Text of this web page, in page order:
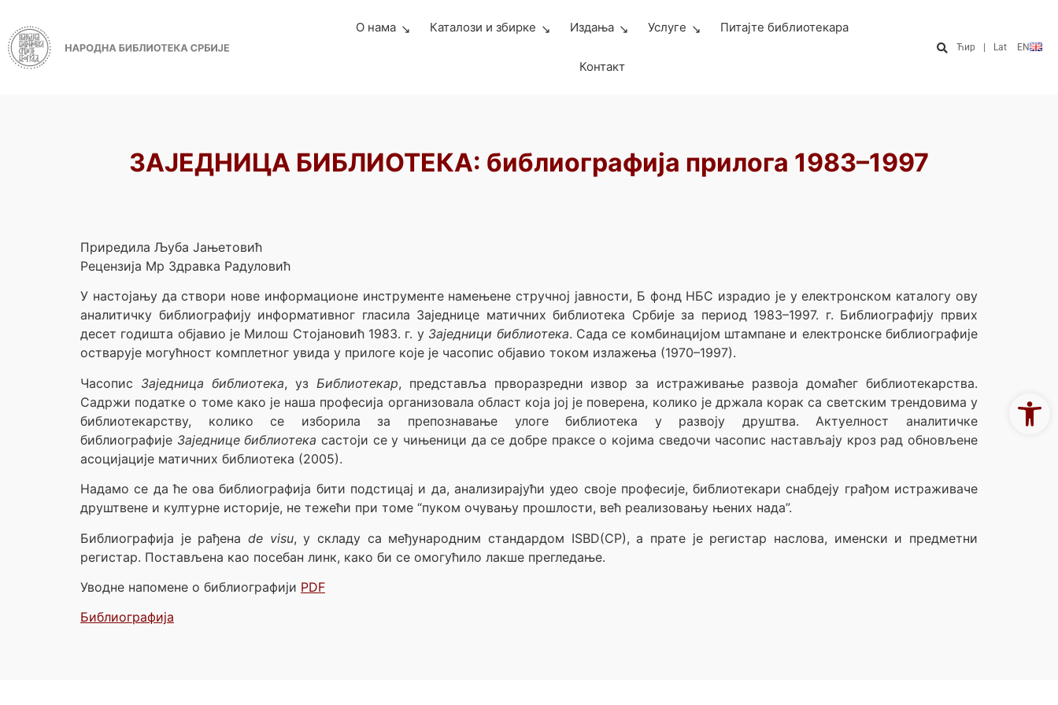
О нама Каталози и збирке Издања Услуге Питајте библиотекара
Контакт
Ћир Lat EN
ЗАЈЕДНИЦА БИБЛИОТЕКА: библиографија прилога 1983–1997
Приредила Љуба Јањетовић
Рецензија Мр Здравка Радуловић
У настојању да створи нове информационе инструменте намењене стручној јавности, Б фонд НБС израдио је у електронском каталогу ову
аналитичку библиографију информативног гласила Заједнице матичних библиотека Србије за период 1983–1997. г. Библиографију првих
десет годишта објавио је Милош Стојановић 1983. г. у Заједници библиотека. Сада се комбинацијом штампане и електронске библиографије
остварује могућност комплетног увида у прилоге које је часопис објавио током излажења (1970–1997).
Часопис Заједница библиотека, уз Библиотекар, представља прворазредни извор за истраживање развоја домаћег библиотекарства.
Садржи податке о томе како је наша професија организовала област која јој је поверена, колико је држала корак са светским трендовима у
библиотекарству, колико се изборила за препознавање улоге библиотека у развоју друштва. Актуелност аналитичке
библиографије Заједнице библиотека састоји се у чињеници да се добре праксе о којима сведочи часопис настављају кроз рад обновљене
асоцијације матичних библиотека (2005).
Надамо се да ће ова библиографија бити подстицај и да, анализирајући удео своје професије, библиотекари снабдеју грађом истраживаче
друштвене и културне историје, не тежећи при томе “пуком очувању прошлости, већ реализовању њених нада”.
Библиографија је рађена de visu, у складу са међународним стандардом ISBD(CP), а прате је регистар наслова, именски и предметни
регистар. Постављена као посебан линк, како би се омогућило лакше прегледање.
Уводне напомене о библиографији PDF
Библиографија